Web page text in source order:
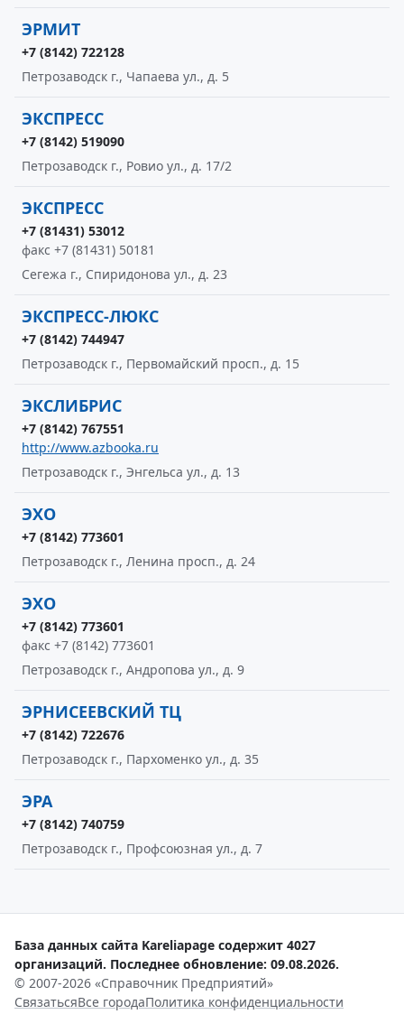
ЭРМИТ
+7 (8142) 722128
Петрозаводск г., Чапаева ул., д. 5
ЭКСПРЕСС
+7 (8142) 519090
Петрозаводск г., Ровио ул., д. 17/2
ЭКСПРЕСС
+7 (81431) 53012
факс +7 (81431) 50181
Сегежа г., Спиридонова ул., д. 23
ЭКСПРЕСС-ЛЮКС
+7 (8142) 744947
Петрозаводск г., Первомайский просп., д. 15
ЭКСЛИБРИС
+7 (8142) 767551
http://www.azbooka.ru
Петрозаводск г., Энгельса ул., д. 13
ЭХО
+7 (8142) 773601
Петрозаводск г., Ленина просп., д. 24
ЭХО
+7 (8142) 773601
факс +7 (8142) 773601
Петрозаводск г., Андропова ул., д. 9
ЭРНИСЕЕВСКИЙ ТЦ
+7 (8142) 722676
Петрозаводск г., Пархоменко ул., д. 35
ЭРА
+7 (8142) 740759
Петрозаводск г., Профсоюзная ул., д. 7
База данных сайта Kareliapage содержит 4027
организаций. Последнее обновление: 09.08.2026.
© 2007-2026 «Справочник Предприятий»
СвязатьсяВсе городаПолитика конфиденциальности